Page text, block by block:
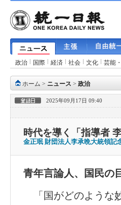
政治 国際 経済 社会 文化 芸能
ホーム > ニュース > 政治
2025年09月17日 09:40
時代を導く「指導者
金正珉 財団法人李承晩大統領記
青年言論人、国民の
「国がどのような